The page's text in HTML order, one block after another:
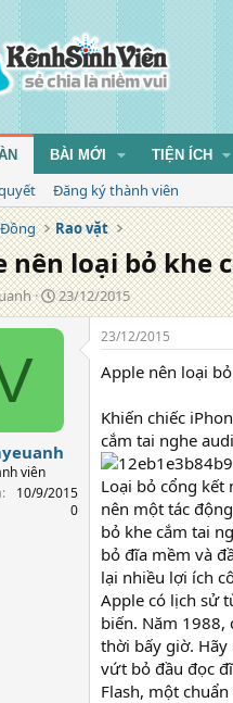
BÀI MỚI TIỆN ÍCH
Đăng ký thành viên
Rao vặt
nên loại bỏ khe
N
g
à
g
23/12/2015
viên
10/9/2015
0
23/12/2015
Apple nên loại
Khiến chiếc
cắm tai nghe
Loại bỏ cổng kết
nên một tác
bỏ khe cắm tai
bỏ đĩa mềm và
lại nhiều lợi ích
Apple có lịch sử
biến. Năm 1988,
thời bấy giờ.
vứt bỏ đầu đọc
Flash, một